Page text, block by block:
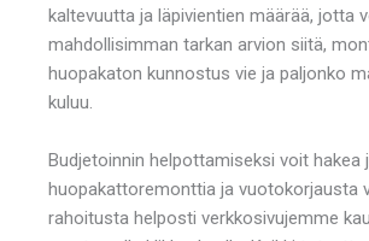
kaltevuutta ja läpivientien määrää, jotta
mahdollisimman tarkan arvion siitä,
huopakaton kunnostus vie ja paljonko
kuluu.
Budjetoinnin helpottamiseksi voit hakea
huopakattoremonttia ja vuotokorjausta
rahoitusta helposti verkkosivujemme